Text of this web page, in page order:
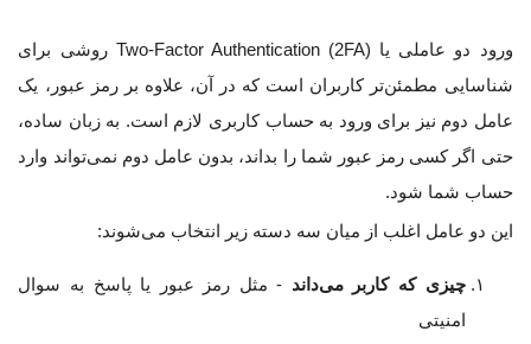
ورود دو عاملی یا Two-Factor Authentication (2FA) روشی برای
شناسایی مطمئن‌تر کاربران است که در آن، علاوه بر رمز عبور، یک
عامل دوم نیز برای ورود به حساب کاربری لازم است. به زبان ساده،
حتی اگر کسی رمز عبور شما را بداند، بدون عامل دوم نمی‌تواند وارد
حساب شما شود.
این دو عامل اغلب از میان سه دسته زیر انتخاب می‌شوند:
چیزی که کاربر می‌داند - مثل رمز عبور یا پاسخ به سوال
امنیتی